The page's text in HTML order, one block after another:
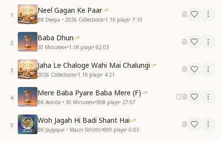
मेरा मेरा कहकर बाबा को बना लिया अपना
बाबा ही संसार है कोई नहीं उनके बिना
बाबा ही संसार तो संस्कार भी हों बाबा समान
हम हैं बाबा के बच्चे मास्टर सर्वशक्तिमान
दृढ़ पुरुषार्थ से संस्कारों को मिटाना है
पाँच स्वरूप के अभ्यास से आत्मा में शक्ति भरना है
शक्तिशाली संकल्प से विश्व परिवर्तन करना है
1
Neel Gagan Ke Paar
BK Deepa • 2026 Collections•1.1K plays• 7:10
2
Baba Dhun
30 Minutes+•1.1K plays• 62:03
3
Jaha Le Chaloge Wahi Mai Chalungi
2026 Collections•1.1K plays• 4:21
4
Mere Baba Pyare Baba Mere (F)
BK Asmita • 30 Minutes+•908 plays• 27:07
5
Woh Jagah Hi Badi Shant Hai
BK Jaygopal • Maun Sthithi•899 plays• 6:03